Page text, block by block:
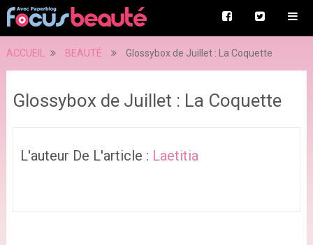
ACCUEIL BEAUTÉ Glossybox de Juillet : La Coquette
Glossybox de Juillet : La Coquette
L'auteur De L'article : Laetitia